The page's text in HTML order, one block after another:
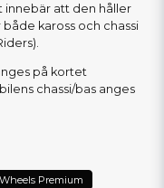
innebär att den håller
kaross och chassi
på kortet
chassi/bas anges
Premium